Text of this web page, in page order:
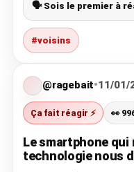
🗣️ Sois le premier à
#voisins
@ragebait•11/01/
Ça fait réagir ⚡ 👀
Le smartphone qui
technologie nous